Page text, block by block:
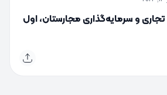
و سرمایه‌گذاری مجارستان، اول